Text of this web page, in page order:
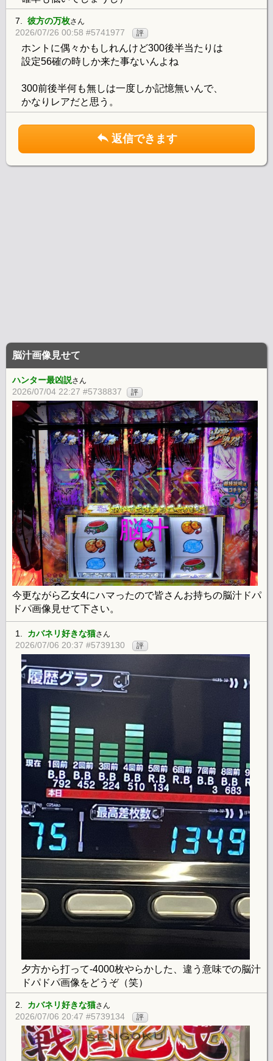
7. 彼方の万枚さん
2026/07/26 00:58 #5741977 評
ホントに偶々かもしれんけど300後半当たりは
設定56確の時しか来た事ないんよね
300前後半何も無しは一度しか記憶無いんで、
かなりレアだと思う。
返信できます
脳汁画像見せて
ハンター最凶説さん
2026/07/04 22:27 #5738837 評
今更ながら乙女4にハマったので皆さんお持ちの脳汁ドパ
ドパ画像見せて下さい。
1. カバネリ好きな猫さん
2026/07/06 20:37 #5739130 評
夕方から打って-4000枚やらかした、違う意味での脳汁
ドパドパ画像をどうぞ（笑）
2. カバネリ好きな猫さん
2026/07/06 20:47 #5739134 評